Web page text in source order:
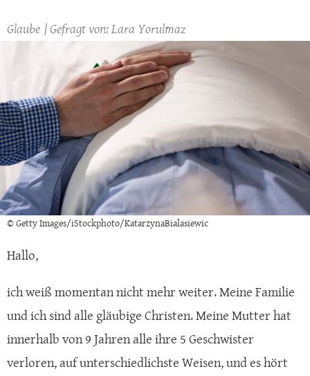
Glaube Lara Yorulmaz
© Getty Images/iStockphoto/KatarzynaBialasiewic
Hallo,
ich weiß momentan nicht mehr weiter. Meine Familie
und ich sind alle gläubige Christen. Meine Mutter hat
innerhalb von 9 Jahren alle ihre 5 Geschwister
verloren, auf unterschiedlichste Weisen, und es hört